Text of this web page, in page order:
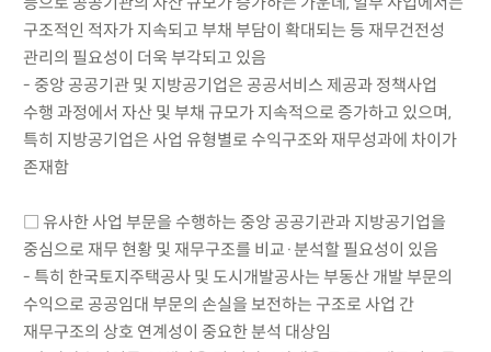
구조적인 적자가 지속되고 부채 부담이 확대되는 등 재무건전성
관리의 필요성이 더욱 부각되고 있음
- 중앙 공공기관 및 지방공기업은 공공서비스 제공과 정책사업
수행 과정에서 자산 및 부채 규모가 지속적으로 증가하고 있으며,
특히 지방공기업은 사업 유형별로 수익구조와 재무성과에 차이가
존재함
□ 유사한 사업 부문을 수행하는 중앙 공공기관과 지방공기업을
중심으로 재무 현황 및 재무구조를 비교·분석할 필요성이 있음
- 특히 한국토지주택공사 및 도시개발공사는 부동산 개발 부문의
수익으로 공공임대 부문의 손실을 보전하는 구조로 사업 간
재무구조의 상호 연계성이 중요한 분석 대상임